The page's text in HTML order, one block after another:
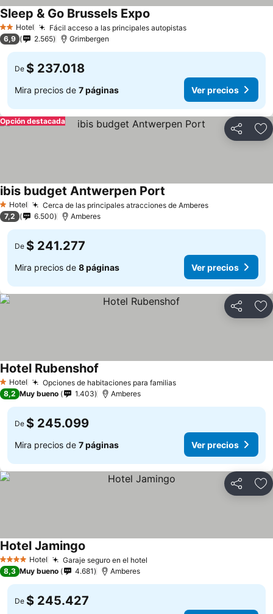
2 Estrellas
Hotel Fácil acceso a las principales autopistas
Sleep & Go Brussels Expo
6,9 2.565 Grimbergen
De $ 237.018
Mira precios de 7 páginas Ver precios
Compartir
Opción destacada
1 Estrellas
Hotel Cerca de las principales atracciones de Amberes
ibis budget Antwerpen Port
7,2 6.500 Amberes
De $ 241.277
Mira precios de 8 páginas Ver precios
Compartir
1 Estrellas
Hotel Opciones de habitaciones para familias
Hotel Rubenshof
8,2 Muy bueno 1.403 Amberes
De $ 245.099
Mira precios de 7 páginas Ver precios
Compartir
4 EstrellasHotel Garaje seguro en el hotel
Hotel Jamingo
8,3 Muy bueno 4.681 Amberes
De $ 245.427